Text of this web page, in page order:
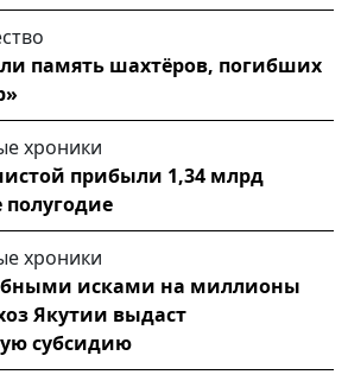
память шахтёров, погибших
хроники
прибыли 1,34 млрд
полугодие
хроники
исками на миллионы
Якутии выдаст
субсидию